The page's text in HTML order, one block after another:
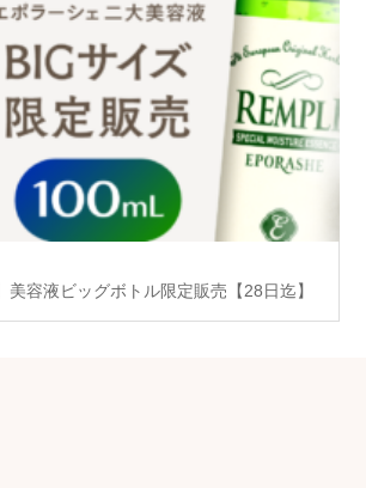
美容液ビッグボトル限定販売【28日迄】